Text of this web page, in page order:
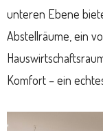
unteren Ebene
Abstellräume, ein
Komfort – ein